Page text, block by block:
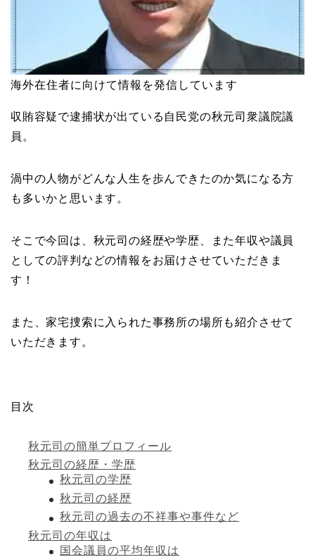
海外在住者に向けて情報を発信しています
収賄容疑で逮捕状が出ている自民党の秋元司衆議院議
員。
渦中の人物がどんな人生を歩んできたのか気になる方
も多いかと思います。
そこで今回は、秋元司の経歴や学歴、また年収や議員
としての評判などの情報をお届けさせていただきま
す！
また、家宅捜索に入られた事務所の場所も紹介させて
いただきます。
目次
秋元司の簡単プロフィール
秋元司の経歴・学歴
秋元司の学歴
秋元司の経歴
秋元司の過去の不祥事や事件など
秋元司の年収は
国会議員の平均年収は